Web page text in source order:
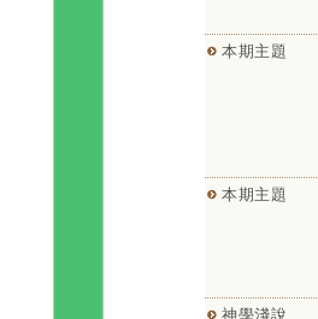
本期主題
本期主題
神學淺說